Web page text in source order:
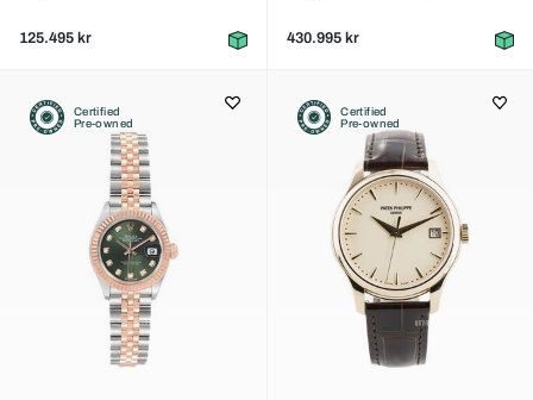
125.495 kr 430.995 kr
Certified
Pre-owned
Certified
Pre-owned